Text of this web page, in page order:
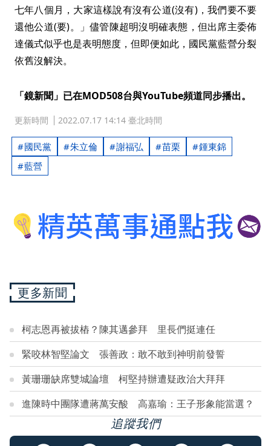
七年八個月，大家這樣說有沒有公道(沒有)，我們要不要
還他公道(要)。」儘管陳超明沒明確表態，但出席主委佈
達儀式似乎也是表明態度，但即便如此，國民黨藍營分裂
依舊沒解決。
「鏡新聞」已在MOD508台與YouTube頻道同步播出。
更新時間 2022.07.17 14:14 臺北時間
國民黨 朱立倫 謝福弘 苗栗
鍾東錦
藍營
更多新聞
柯志恩再被拔樁？陳其邁參拜 里長們挺連任
緊咬林智堅論文 張善政：敢不敢到神明前發誓
黃珊珊缺席雙城論壇 柯堅持辦遭疑政治大拜拜
進陳時中團隊遭蔣萬安酸 高嘉瑜：王子形象能當選？
追蹤我們